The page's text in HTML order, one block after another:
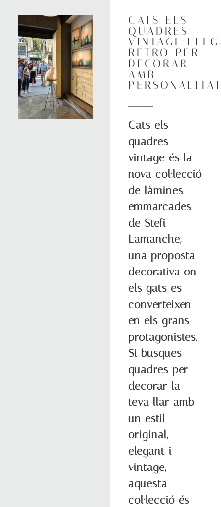
CATS ELS
QUADRES
RETRO PER
DECORAR
AMB
Cats els
quadres
vintage és la
nova col·lecció
de làmines
emmarcades
de Stefi
Lamanche,
una proposta
decorativa on
els gats es
converteixen
en els grans
protagonistes.
Si busques
quadres per
decorar la
teva llar amb
un estil
original,
elegant i
vintage,
aquesta
col·lecció és